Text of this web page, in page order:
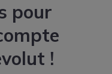
pour
!